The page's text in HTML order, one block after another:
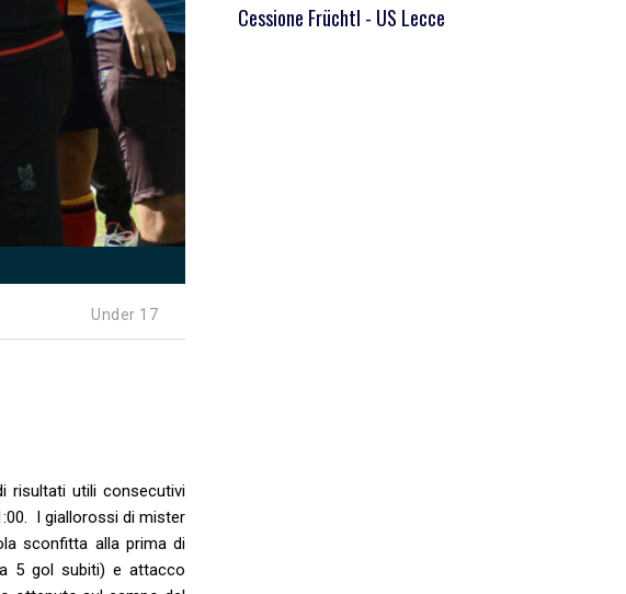
Under 17
risultati utili consecutivi
I giallorossi di mister
sconfitta alla prima di
5 gol subiti) e attacco
Cessione Früchtl - US Lecce